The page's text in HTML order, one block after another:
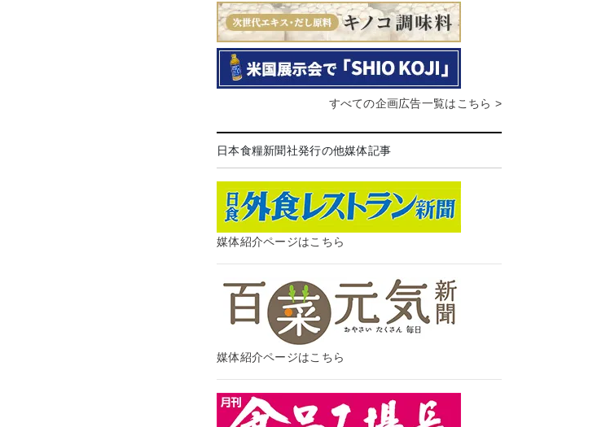
すべての企画広告一覧はこちら >
日本食糧新聞社発行の他媒体記事
媒体紹介ページはこちら
媒体紹介ページはこちら